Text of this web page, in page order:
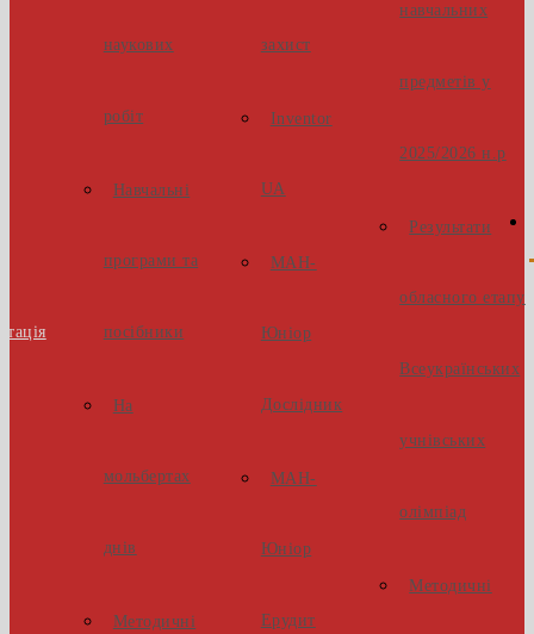
наукових
робіт
Навчальні
програми та
посібники
На
мольбертах
днів
Методичні
захист
Inventor
UA
МАН-
Юніор
Дослідник
МАН-
Юніор
Ерудит
навчальних
предметів у
2025/2026 н.р
Результати
обласного етапу
Всеукраїнських
учнівських
олімпіад
Методичні